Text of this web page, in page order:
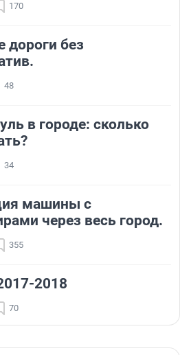
170
дороги без
48
в городе: сколько
34
машины с
через весь город.
355
2018
70